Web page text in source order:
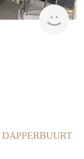
DAPPERBUURT